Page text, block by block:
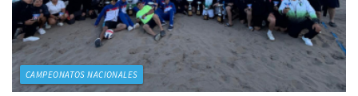
CAMPEONATOS NACIONALES